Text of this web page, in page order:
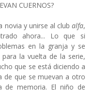
CUERNOS?
novia y unirse al club alfa,
ahora... Lo que si
en la granja y se
la vuelta de la serie,
que se está diciendo a
de que se muevan a otro
de memoria. El niño de